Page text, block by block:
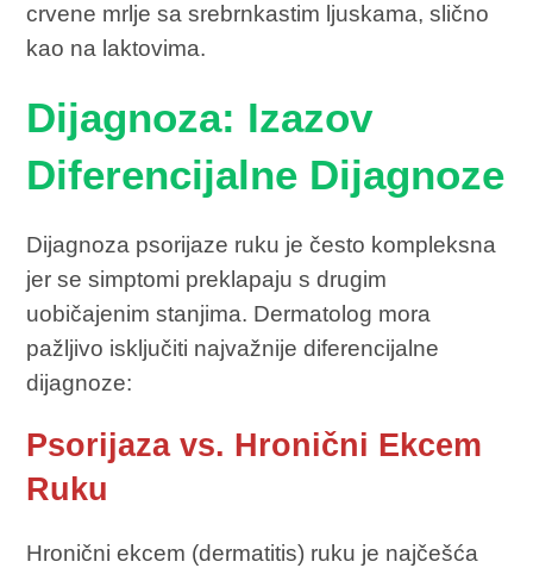
crvene mrlje sa srebrnkastim ljuskama, slično
kao na laktovima.
Dijagnoza: Izazov
Diferencijalne Dijagnoze
Dijagnoza psorijaze ruku je često kompleksna
jer se simptomi preklapaju s drugim
uobičajenim stanjima. Dermatolog mora
pažljivo isključiti najvažnije diferencijalne
dijagnoze:
Psorijaza vs. Hronični Ekcem
Ruku
Hronični ekcem (dermatitis) ruku je najčešća